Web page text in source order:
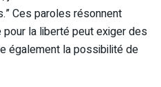
Ces paroles résonnent
la liberté peut exiger des
également la possibilité de